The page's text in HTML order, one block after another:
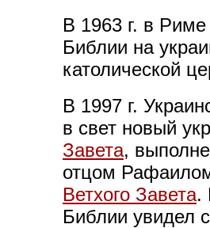
В 1963 г. в
Библии на
католической
В 1997 г.
в свет новый
Завета,
отцом
Ветхого Завета.
Библии увидел